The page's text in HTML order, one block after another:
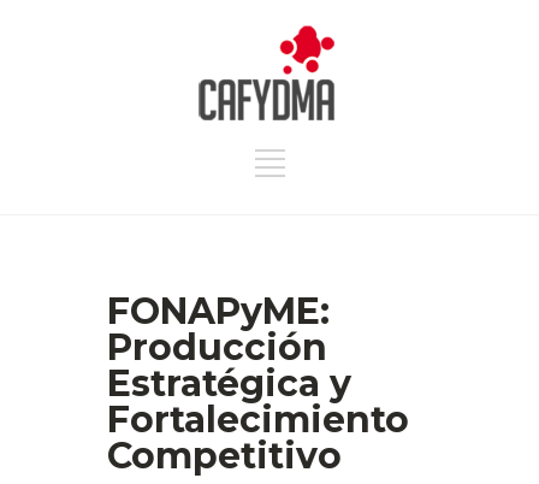
FONAPyME:
Producción
Estratégica y
Fortalecimiento
Competitivo